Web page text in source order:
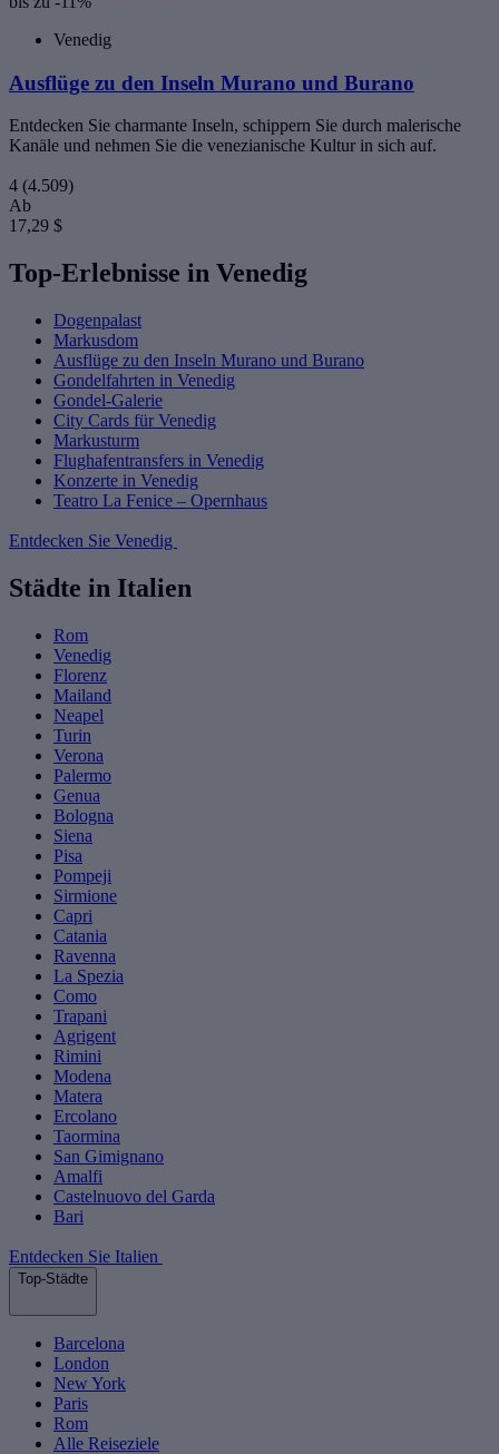
Venedig
Ausflüge zu den Inseln Murano und Burano
Entdecken Sie charmante Inseln, schippern Sie durch malerische
Kanäle und nehmen Sie die venezianische Kultur in sich auf.
4 (4.509)
Ab
17,29 $
Top-Erlebnisse in Venedig
Dogenpalast
Markusdom
Ausflüge zu den Inseln Murano und Burano
Gondelfahrten in Venedig
Gondel-Galerie
City Cards für Venedig
Markusturm
Flughafentransfers in Venedig
Konzerte in Venedig
Teatro La Fenice – Opernhaus
Entdecken Sie Venedig
Städte in Italien
Rom
Venedig
Florenz
Mailand
Neapel
Turin
Verona
Palermo
Genua
Bologna
Siena
Pisa
Pompeji
Sirmione
Capri
Catania
Ravenna
La Spezia
Como
Trapani
Agrigent
Rimini
Modena
Matera
Ercolano
Taormina
San Gimignano
Amalfi
Castelnuovo del Garda
Bari
Entdecken Sie Italien
Top-Städte
Barcelona
London
New York
Paris
Rom
Alle Reiseziele